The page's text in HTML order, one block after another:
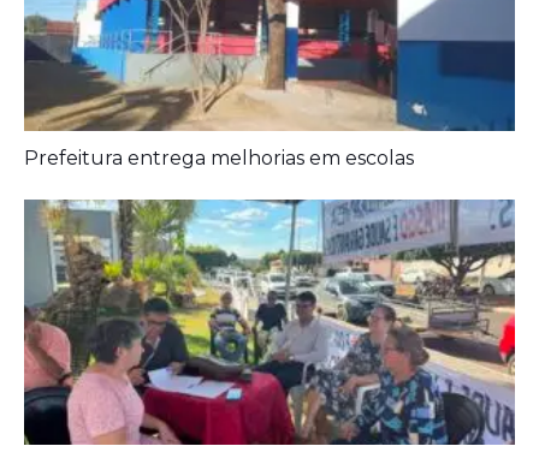
Prefeitura entrega melhorias em escolas